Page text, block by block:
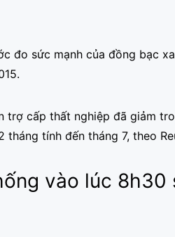
đo sức mạnh của đồng bạc
trợ cấp thất nghiệp đã giảm
tháng tính đến tháng 7, theo
vào lúc 8h30